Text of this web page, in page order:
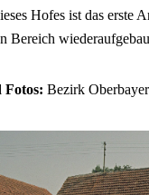
Hofes ist das erste
Bereich
Fotos: Bezirk